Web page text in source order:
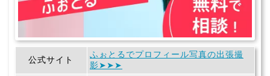
公式サイト
ふぉとるでプロフィール写真の出張撮
影➤➤➤